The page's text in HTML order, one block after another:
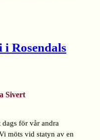
Rosendals
Sivert
för vår andra
möts vid statyn av en